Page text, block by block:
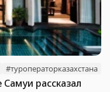
#туроператорказахстана
рассказал